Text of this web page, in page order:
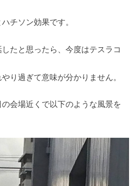
チソン効果です。
たと思ったら、今度はテスラコ
り過ぎて意味が分かりません。
会場近くで以下のような風景を